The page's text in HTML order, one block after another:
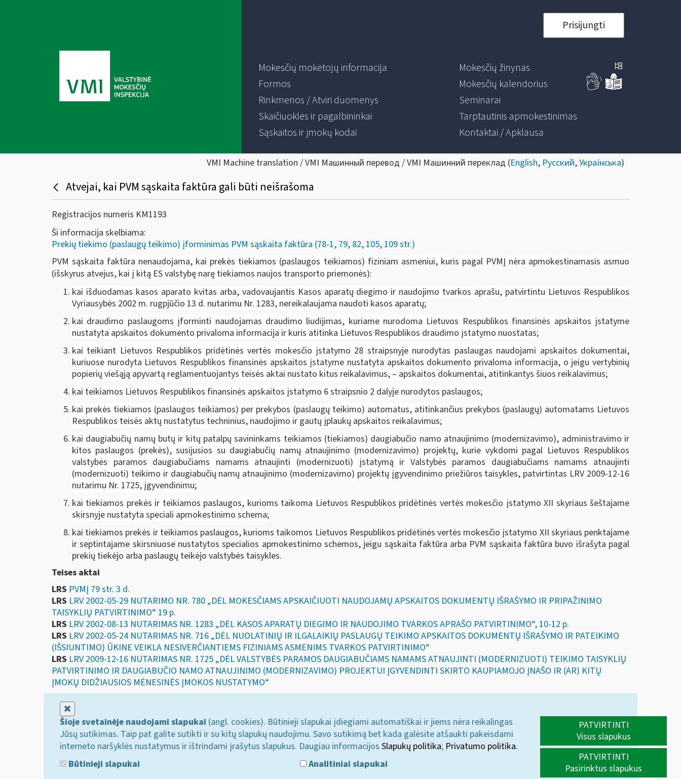
Prisijungti
Mokesčių mokėtojų informacija
Formos
Rinkmenos / Atviri duomenys
Skaičiuoklės ir pagalbininkai
Sąskaitos ir įmokų kodai
Mokesčių žinynas
Mokesčių kalendorius
Seminarai
Tarptautinis apmokestinimas
Kontaktai / Apklausa
VMI Machine translation / VMI Машинный перевод / VMI Машинний переклад (English, Русский,Українська)
Atvejai, kai PVM sąskaita faktūra gali būti neišrašoma
Registracijos numeris KM1193
Ši informacija skelbiama:
Prekių tiekimo (paslaugų teikimo) įforminimas PVM sąskaita faktūra (78-1, 79, 82, 105, 109 str.)
PVM sąskaita faktūra nenaudojama, kai prekės tiekiamos (paslaugos teikiamos) fiziniam asmeniui, kuris pagal PVMĮ nėra apmokestinamasis asmuo
(išskyrus atvejus, kai į kitą ES valstybę narę tiekiamos naujos transporto priemonės):
kai išduodamas kasos aparato kvitas arba, vadovaujantis Kasos aparatų diegimo ir naudojimo tvarkos aprašu, patvirtintu Lietuvos Respublikos
Vyriausybės 2002 m. rugpjūčio 13 d. nutarimu Nr. 1283, nereikalaujama naudoti kasos aparatų;
kai draudimo paslaugoms įforminti naudojamas draudimo liudijimas, kuriame nurodoma Lietuvos Respublikos finansinės apskaitos įstatyme
nustatyta apskaitos dokumento privaloma informacija ir kuris atitinka Lietuvos Respublikos draudimo įstatymo nuostatas;
kai teikiant Lietuvos Respublikos pridėtinės vertės mokesčio įstatymo 28 straipsnyje nurodytas paslaugas naudojami apskaitos dokumentai,
kuriuose nurodyta Lietuvos Respublikos finansinės apskaitos įstatyme nustatyta apskaitos dokumento privaloma informacija, o jeigu vertybinių
popierių viešąją apyvartą reglamentuojantys teisės aktai nustato kitus reikalavimus, – apskaitos dokumentai, atitinkantys šiuos reikalavimus;
kai teikiamos Lietuvos Respublikos finansinės apskaitos įstatymo 6 straipsnio 2 dalyje nurodytos paslaugos;
kai prekės tiekiamos (paslaugos teikiamos) per prekybos (paslaugų teikimo) automatus, atitinkančius prekybos (paslaugų) automatams Lietuvos
Respublikos teisės aktų nustatytus techninius, naudojimo ir gautų įplaukų apskaitos reikalavimus;
kai daugiabučių namų butų ir kitų patalpų savininkams teikiamos (tiekiamos) daugiabučio namo atnaujinimo (modernizavimo), administravimo ir
kitos paslaugos (prekės), susijusios su daugiabučių namų atnaujinimo (modernizavimo) projektų, kurie vykdomi pagal Lietuvos Respublikos
valstybės paramos daugiabučiams namams atnaujinti (modernizuoti) įstatymą ir Valstybės paramos daugiabučiams namams atnaujinti
(modernizuoti) teikimo ir daugiabučių namų atnaujinimo (modernizavimo) projektų įgyvendinimo priežiūros taisykles, patvirtintas LRV 2009-12-16
nutarimu Nr. 1725, įgyvendinimu;
kai tiekiamos prekės ir teikiamos paslaugos, kurioms taikoma Lietuvos Respublikos pridėtinės vertės mokesčio įstatymo XII skyriaus šeštajame
skirsnyje nustatyta speciali apmokestinimo schema;
kai tiekiamos prekės ir teikiamos paslaugos, kurioms taikomos Lietuvos Respublikos pridėtinės vertės mokesčio įstatymo XII skyriaus penktajame
ir septintajame skirsniuose nustatytos specialios apmokestinimo schemos, jeigu sąskaita faktūra arba PVM sąskaita faktūra buvo išrašyta pagal
prekių tiekėjo arba paslaugų teikėjo valstybės taisykles.
Teises aktai
LRS PVMĮ 79 str. 3 d.
LRS LRV 2002-05-29 NUTARIMO NR. 780 „DĖL MOKESČIAMS APSKAIČIUOTI NAUDOJAMŲ APSKAITOS DOKUMENTŲ IŠRAŠYMO IR PRIPAŽINIMO
TAISYKLIŲ PATVIRTINIMO“ 19 p.
LRS LRV 2002-08-13 NUTARIMAS NR. 1283 „DĖL KASOS APARATŲ DIEGIMO IR NAUDOJIMO TVARKOS APRAŠO PATVIRTINIMO“, 10-12 p.
LRS LRV 2002-05-24 NUTARIMAS NR. 716 „DĖL NUOLATINIŲ IR ILGALAIKIŲ PASLAUGŲ TEIKIMO APSKAITOS DOKUMENTŲ IŠRAŠYMO IR PATEIKIMO
(IŠSIUNTIMO) ŪKINE VEIKLA NESIVERČIANTIEMS FIZINIAMS ASMENIMS TVARKOS PATVIRTINIMO“
LRS LRV 2009-12-16 NUTARIMAS NR. 1725 „DĖL VALSTYBĖS PARAMOS DAUGIABUČIAMS NAMAMS ATNAUJINTI (MODERNIZUOTI) TEIKIMO TAISYKLIŲ
PATVIRTINIMO IR DAUGIABUČIO NAMO ATNAUJINIMO (MODERNIZAVIMO) PROJEKTUI ĮGYVENDINTI SKIRTO KAUPIAMOJO ĮNAŠO IR (AR) KITŲ
ĮMOKŲ DIDŽIAUSIOS MĖNESINĖS ĮMOKOS NUSTATYMO“
Šioje svetainėje naudojami slapukai (angl. cookies). Būtinieji slapukai įdiegiami automatiškai ir jiems nėra reikalingas
Jūsų sutikimas. Taip pat galite sutikti ir su kitų slapukų naudojimu. Savo sutikimą bet kada galėsite atšaukti pakeisdami
interneto naršyklės nustatymus ir ištrindami įrašytus slapukus. Daugiau informacijos Slapukų politika; Privatumo politika.
Būtinieji slapukai
Analitiniai slapukai
PATVIRTINTI
Visus slapukus
PATVIRTINTI
Pasirinktus slapukus